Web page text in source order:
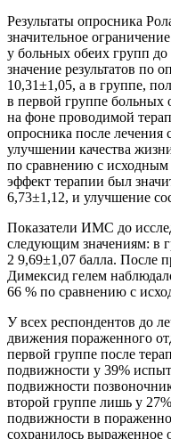
Результаты опросника
значительное
у больных обеих групп
значение результатов по
10,31±1,05, а в группе,
в первой группе больных
на фоне проводимой
опросника после лечения
улучшении качества
по сравнению с
эффект терапии был
6,73±1,12, и улучшение
Показатели ИМС до
следующим значениям: в
2 9,69±1,07 балла. После
Димексид гелем
66 % по сравнению с
У всех респондентов до
движения пораженного
первой группе после
подвижности у 39%
подвижности
второй группе лишь у
подвижности в
сохранилось выраженное